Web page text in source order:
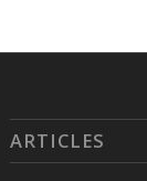
ARTICLES